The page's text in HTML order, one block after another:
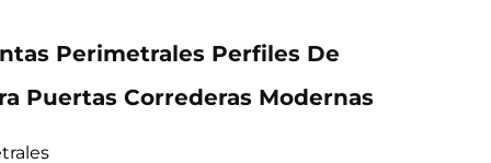
Perimetrales Perfiles De
Puertas Correderas Modernas